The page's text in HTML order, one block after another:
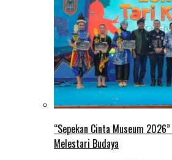
“Sepekan Cinta Museum
Melestari Budaya